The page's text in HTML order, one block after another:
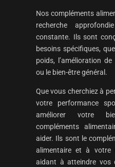
Nos compléments
recherche
constante. Ils sont
besoins spécifiques,
poids, l’amélioration
ou le bien-être général.
Que vous cherchiez à
votre performance
améliorer votre
compléments
aider. Ils sont le
alimentaire et à votre
aidant à atteindre vos